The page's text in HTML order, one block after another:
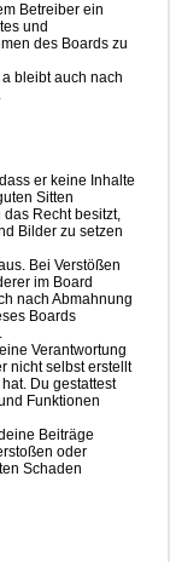
Betreiber ein
und
des Boards zu
bleibt auch nach
er keine Inhalte
Sitten
Recht besitzt,
Bilder zu setzen
Bei Verstößen
im Board
nach Abmahnung
Boards
Verantwortung
nicht selbst erstellt
Du gestattest
Funktionen
Beiträge
oder
Schaden